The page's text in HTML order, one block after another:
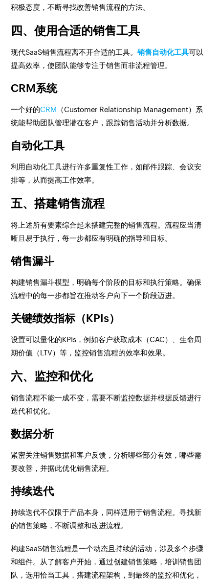
积极态度，不断寻找改善销售流程的方法。
四、使用合适的销售工具
现代SaaS销售流程离不开合适的工具。销售自动化工具可以
提高效率，使团队能够专注于销售而非流程管理。
CRM系统
一个好的CRM （Customer Relationship Management）系
统能帮助团队管理潜在客户，跟踪销售活动并分析数据。
自动化工具
利用自动化工具进行许多重复性工作，如邮件跟踪、会议安
排等，从而提高工作效率。
五、搭建销售流程
将上述所有要素综合起来搭建完整的销售流程。流程应当清
晰且易于执行，每一步都应有明确的指导和目标。
销售漏斗
构建销售漏斗模型，明确每个阶段的目标和执行策略。确保
流程中的每一步都旨在推动客户向下一个阶段迈进。
关键绩效指标（KPIs）
设置可以量化的KPIs，例如客户获取成本（CAC）、生命周
期价值（LTV）等，监控销售流程的效率和效果。
六、监控和优化
销售流程不能一成不变，需要不断监控数据并根据反馈进行
迭代和优化。
数据分析
紧密关注销售数据和客户反馈，分析哪些部分有效，哪些需
要改善，并据此优化销售流程。
持续迭代
持续迭代不仅限于产品本身，同样适用于销售流程。寻找新
的销售策略，不断调整和改进流程。
构建SaaS销售流程是一个动态且持续的活动，涉及多个步骤
和组件。从了解客户开始，通过创建销售策略，培训销售团
队，选用恰当工具，搭建流程架构，到最终的监控和优化，